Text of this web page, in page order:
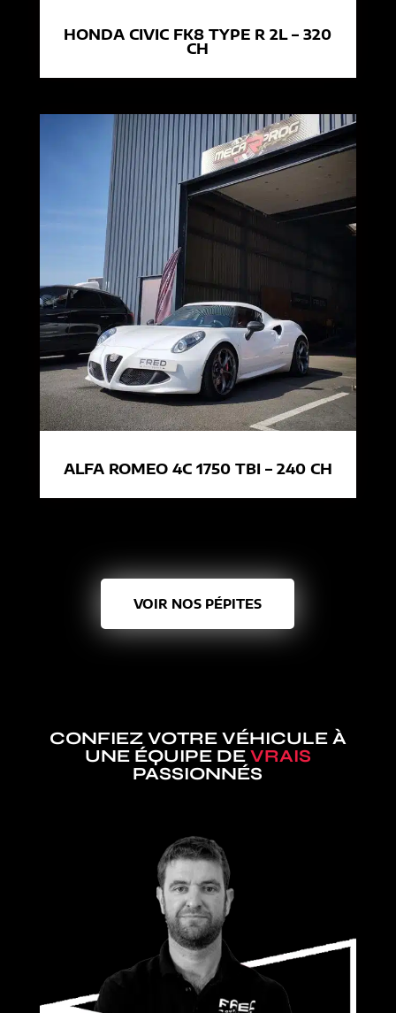
HONDA CIVIC FK8 TYPE R 2L – 320
CH
ALFA ROMEO 4C 1750 TBI – 240 CH
VOIR NOS PÉPITES
CONFIEZ VOTRE VÉHICULE À
UNE ÉQUIPE DE VRAIS
PASSIONNÉS